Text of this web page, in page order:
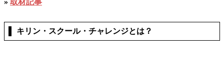
» 取材記事
キリン・スクール・チャレンジとは？